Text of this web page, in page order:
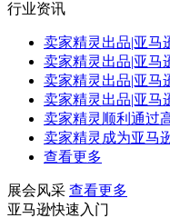
行业资讯
卖家精灵出品|亚马
卖家精灵出品|亚马
卖家精灵出品|亚马
卖家精灵出品|亚马
卖家精灵顺利通过
卖家精灵成为亚马
查看更多
展会风采 查看更多
亚马逊快速入门